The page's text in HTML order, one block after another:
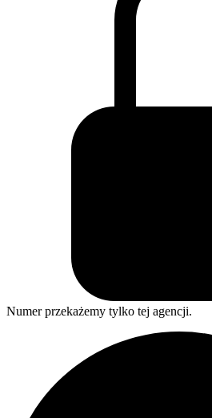
Numer przekażemy tylko tej agencji.